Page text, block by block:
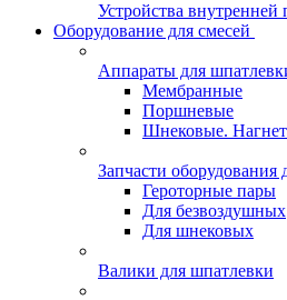
Устройства внутренней
Оборудование для смесей
Аппараты для
Мембранные
Поршневые
Шнековые.
Запчасти оборудования
Героторные пары
Для безвоздушных
Для шнековых
Валики для шпатлевки